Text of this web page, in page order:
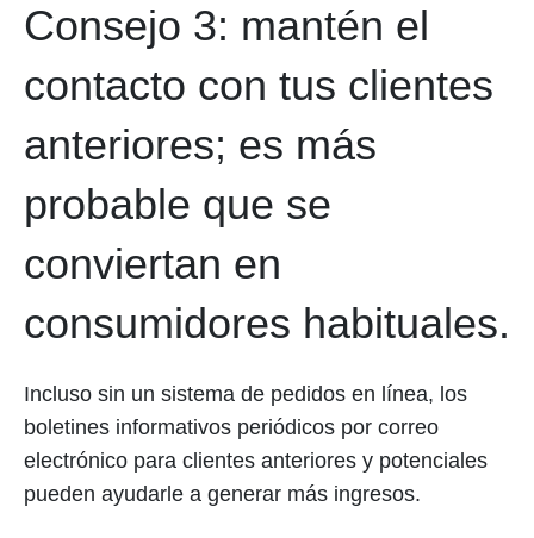
Consejo 3: mantén el
contacto con tus clientes
anteriores; es más
probable que se
conviertan en
consumidores habituales.
Incluso sin un sistema de pedidos en línea, los
boletines informativos periódicos por correo
electrónico para clientes anteriores y potenciales
pueden ayudarle a generar más ingresos.